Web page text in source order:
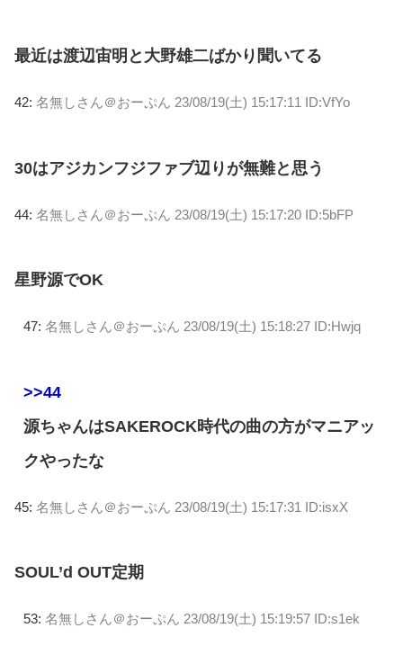
最近は渡辺宙明と大野雄二ばかり聞いてる
42: 名無しさん＠おーぷん 23/08/19(土) 15:17:11 ID:VfYo
30はアジカンフジファブ辺りが無難と思う
44: 名無しさん＠おーぷん 23/08/19(土) 15:17:20 ID:5bFP
星野源でOK
47: 名無しさん＠おーぷん 23/08/19(土) 15:18:27 ID:Hwjq
>>44
源ちゃんはSAKEROCK時代の曲の方がマニアッ
クやったな
45: 名無しさん＠おーぷん 23/08/19(土) 15:17:31 ID:isxX
SOUL’d OUT定期
53: 名無しさん＠おーぷん 23/08/19(土) 15:19:57 ID:s1ek